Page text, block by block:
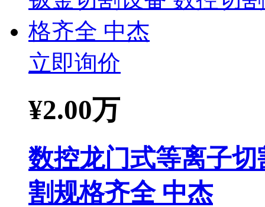
立即询价
¥2.00万
数控龙门式等离子
割规格齐全 中杰